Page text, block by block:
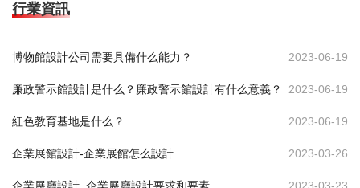
行業資訊
博物館設計公司需要具備什么能力？ 2023-06-19
廉政警示館設計是什么？廉政警示館設計有什么意義？ 2023-06-19
紅色教育基地是什么？ 2023-06-19
企業展館設計-企業展館怎么設計 2023-03-26